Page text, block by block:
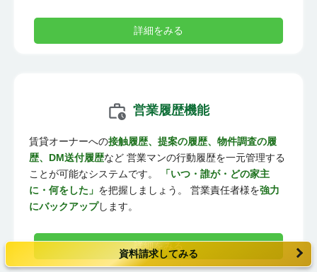
詳細をみる
営業履歴機能
賃貸オーナーへの接触履歴、提案の履歴、物件調査の履
歴、DM送付履歴など 営業マンの行動履歴を一元管理する
ことが可能なシステムです。
「いつ・誰が・どの家主
に・何をした」 を把握しましょう。 営業責任者様を強力
にバックアップします。
詳細をみる
資料請求してみる